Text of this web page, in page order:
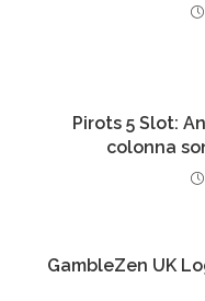
Pirots 5 Slot:
colonna
GambleZen UK